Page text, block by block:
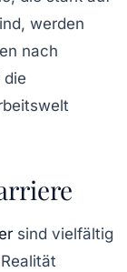
werden
nach
die
sind vielfältig